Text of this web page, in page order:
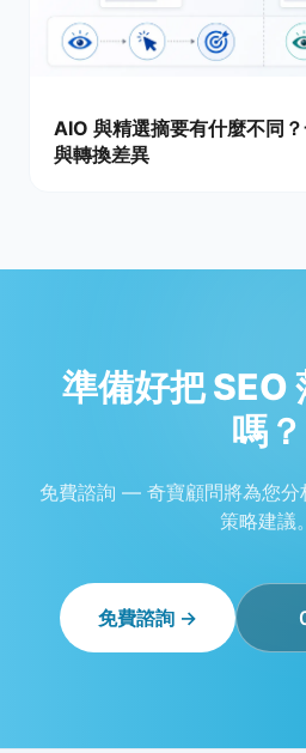
AIO 與精選摘要有什麼不同
與轉換差異
準備好把 SEO
嗎？
免費諮詢 — 奇寶顧問將為您分
策略建議。
免費諮詢 →